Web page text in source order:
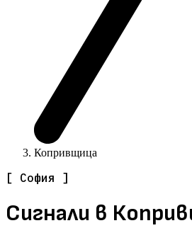
Копривщица
[ София ]
Сигнали в